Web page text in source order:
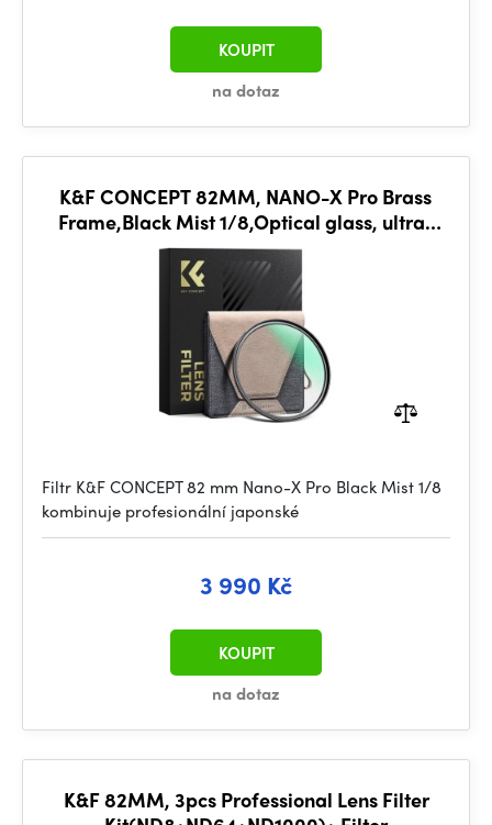
na dotaz
KOUPIT
K&F CONCEPT 82MM, NANO-X Pro Brass
Frame,Black Mist 1/8,Optical glass, ultra-
clear
Filtr K&F CONCEPT 82 mm Nano-X Pro Black Mist 1/8
kombinuje profesionální japonské
3 990 Kč
na dotaz
KOUPIT
K&F 82MM, 3pcs Professional Lens Filter